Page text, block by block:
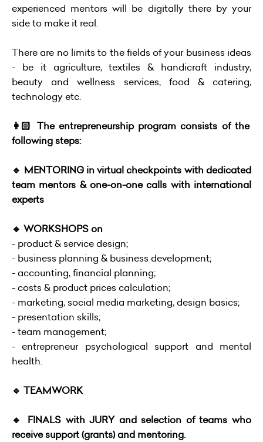
experienced mentors will be digitally there by your
side to make it real.
There are no limits to the fields of your business ideas
- be it agriculture, textiles & handicraft industry,
beauty and wellness services, food & catering,
technology etc.
👩🏻 The entrepreneurship program consists of the
following steps:
🔹 MENTORING in virtual checkpoints with dedicated
team mentors & one-on-one calls with international
experts
🔹 WORKSHOPS on
- product & service design;
- business planning & business development;
- accounting, financial planning;
- costs & product prices calculation;
- marketing, social media marketing, design basics;
- presentation skills;
- team management;
- entrepreneur psychological support and mental
health.
🔹 TEAMWORK
🔹 FINALS with JURY and selection of teams who
receive support (grants) and mentoring.